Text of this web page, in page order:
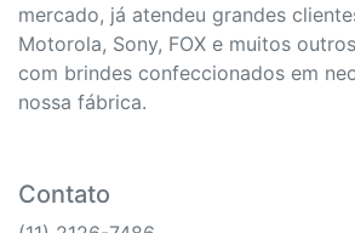
mercado, já atendeu grandes
Motorola, Sony, FOX e muitos
com brindes confeccionados em
nossa fábrica.
Contato